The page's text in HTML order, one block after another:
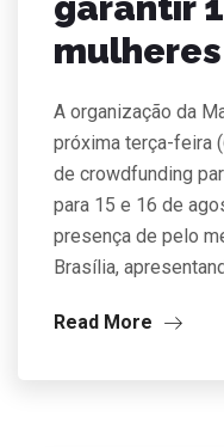
A organização da
próxima terça-feira
de crowdfunding
para 15 e 16 de
presença de pelo
Brasília,
Read More